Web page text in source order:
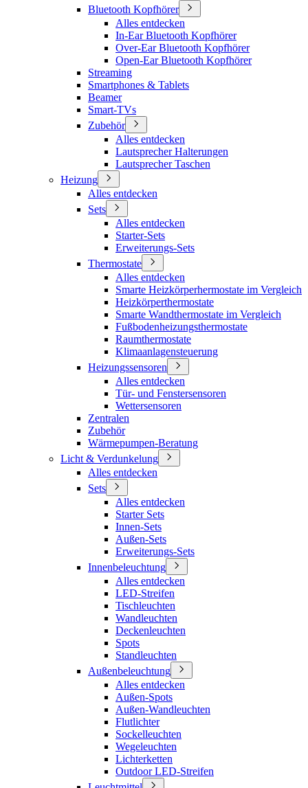
Bluetooth Kopfhörer
Alles entdecken
In-Ear Bluetooth Kopfhörer
Over-Ear Bluetooth Kopfhörer
Open-Ear Bluetooth Kopfhörer
Streaming
Smartphones & Tablets
Beamer
Smart-TVs
Zubehör
Alles entdecken
Lautsprecher Halterungen
Lautsprecher Taschen
Heizung
Alles entdecken
Sets
Alles entdecken
Starter-Sets
Erweiterungs-Sets
Thermostate
Alles entdecken
Smarte Heizkörperhermostate im Vergleich
Heizkörperthermostate
Smarte Wandthermostate im Vergleich
Fußbodenheizungsthermostate
Raumthermostate
Klimaanlagensteuerung
Heizungssensoren
Alles entdecken
Tür- und Fenstersensoren
Wettersensoren
Zentralen
Zubehör
Wärmepumpen-Beratung
Licht & Verdunkelung
Alles entdecken
Sets
Alles entdecken
Starter Sets
Innen-Sets
Außen-Sets
Erweiterungs-Sets
Innenbeleuchtung
Alles entdecken
LED-Streifen
Tischleuchten
Wandleuchten
Deckenleuchten
Spots
Standleuchten
Außenbeleuchtung
Alles entdecken
Außen-Spots
Außen-Wandleuchten
Flutlichter
Sockelleuchten
Wegeleuchten
Lichterketten
Outdoor LED-Streifen